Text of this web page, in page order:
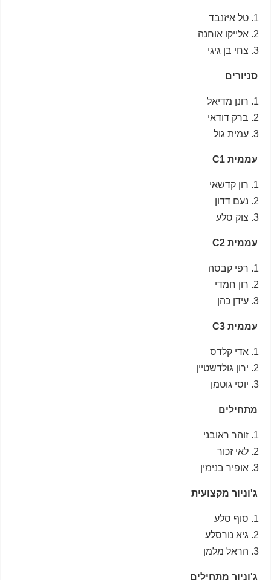
טל איזנבד
אלייקו אוחנה
צחי בן גיגי
סניורים
רונן מדיאל
ברק דודאי
עמית גול
עממית C1
רון קדשאי
נעם דדון
צוק סלע
עממית C2
רפי קבסה
רון חמדי
עידן כהן
עממית C3
אדי קלדס
ירון גולדשטיין
יוסי גוטמן
מתחילים
זוהר ראובני
לאי זכור
אופיר בנימין
ג'וניור מקצועית
סוף סלע
גיא נורסלע
הראל מלמן
ג'וניור מתחילים